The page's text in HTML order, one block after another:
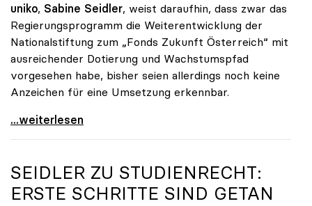
uniko, Sabine Seidler, weist daraufhin, dass zwar das
Regierungsprogramm die Weiterentwicklung der
Nationalstiftung zum „Fonds Zukunft Österreich“ mit
ausreichender Dotierung und Wachstumspfad
vorgesehen habe, bisher seien allerdings noch keine
Anzeichen für eine Umsetzung erkennbar.
uniko unterstützt Petition zu Dotierung des „Fonds
...weiterlesen
SEIDLER ZU STUDIENRECHT:
ERSTE SCHRITTE SIND GETAN